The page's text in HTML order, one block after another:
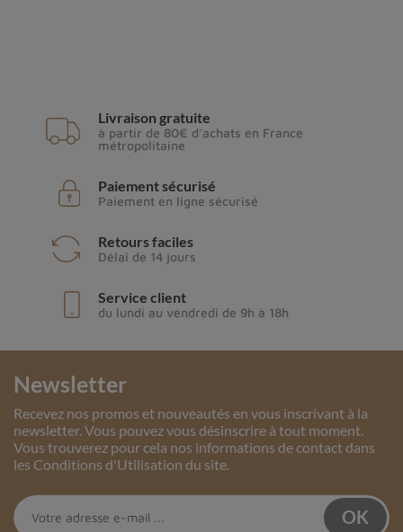
Livraison gratuite
à partir de 80€ d'achats en France
métropolitaine
Paiement sécurisé
Paiement en ligne sécurisé
Retours faciles
Délai de 14 jours
Service client
du lundi au vendredi de 9h à 18h
Newsletter
Recevez nos promos et nouveautés en vous inscrivant à la
newsletter. Vous pouvez vous désinscrire à tout moment.
Vous trouverez pour cela nos informations de contact dans
les Conditions d'Utilisation du site.